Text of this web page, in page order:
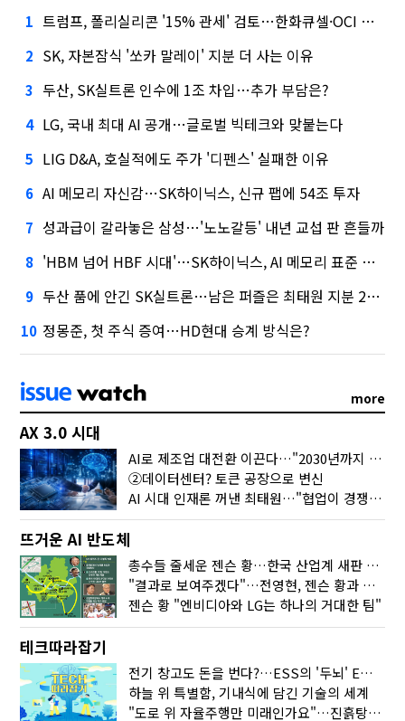
1 트럼프, 폴리실리콘 '15% 관세' 검토…한화큐셀·OCI 영향은?
2 SK, 자본잠식 '쏘카 말레이' 지분 더 사는 이유
3 두산, SK실트론 인수에 1조 차입…추가 부담은?
4 LG, 국내 최대 AI 공개…글로벌 빅테크와 맞붙는다
5 LIG D&A, 호실적에도 주가 '디펜스' 실패한 이유
6 AI 메모리 자신감…SK하이닉스, 신규 팹에 54조 투자
7 성과급이 갈라놓은 삼성…'노노갈등' 내년 교섭 판 흔들까
8 'HBM 넘어 HBF 시대'…SK하이닉스, AI 메모리 표준 선점 나섰다
9 두산 품에 안긴 SK실트론…남은 퍼즐은 최태원 지분 29.4%
10 정몽준, 첫 주식 증여…HD현대 승계 방식은?
more
AX 3.0 시대
AI로 제조업 대전환 이끈다…"2030년까지 민관합동 20조 투자"
②데이터센터? 토큰 공장으로 변신
AI 시대 인재론 꺼낸 최태원…"협업이 경쟁력"
뜨거운 AI 반도체
총수들 줄세운 젠슨 황…한국 산업계 새판 짰다
"결과로 보여주겠다"…전영현, 젠슨 황과 HBM5 논의
젠슨 황 "엔비디아와 LG는 하나의 거대한 팀"
테크따라잡기
전기 창고도 돈을 번다?…ESS의 '두뇌' EMO가 뭐길래
하늘 위 특별함, 기내식에 담긴 기술의 세계
"도로 위 자율주행만 미래인가요"…진흙탕서 길 내는 HD현대 AI 기술